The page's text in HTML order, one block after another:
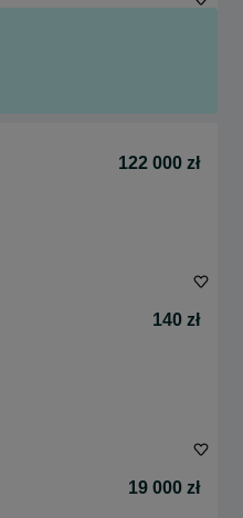
122 000 zł
140 zł
19 000 zł